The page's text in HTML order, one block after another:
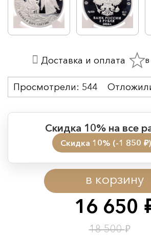
16 650
18 500₽
в корзину
Скидка 10% на все
Скидка 10% (-1 850 руб.)
Период действия акции:
Начало:
Окончание:
Время до окончания:
Просмотрели: 544
Доставка и оплата в